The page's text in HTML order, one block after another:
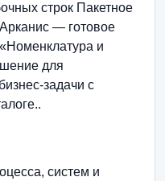
строк Пакетное
— готовое
и
для
задачи с
систем и